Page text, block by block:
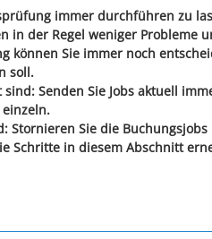
immer durchführen zu
in der Regel weniger Probleme
können Sie immer noch
soll.
Senden Sie Jobs aktuell
einzeln.
Stornieren Sie die
Schritte in diesem Abschnitt